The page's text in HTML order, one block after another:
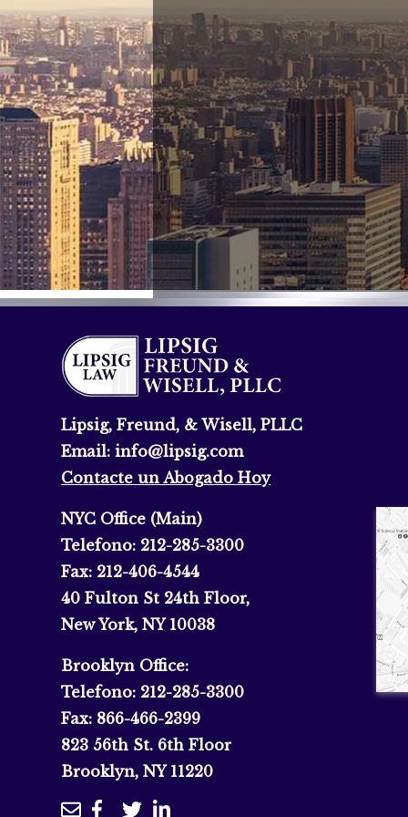
Lipsig, Freund, & Wisell, PLLC
Email:info@lipsig.com
Contacte un Abogado Hoy
NYC Office (Main)
Telefono: 212-285-3300
Fax: 212-406-4544
40 Fulton St 24th Floor,
New York, NY 10038
Brooklyn Office:
Telefono: 212-285-3300
Fax: 866-466-2399
823 56th St. 6th Floor
Brooklyn, NY 11220